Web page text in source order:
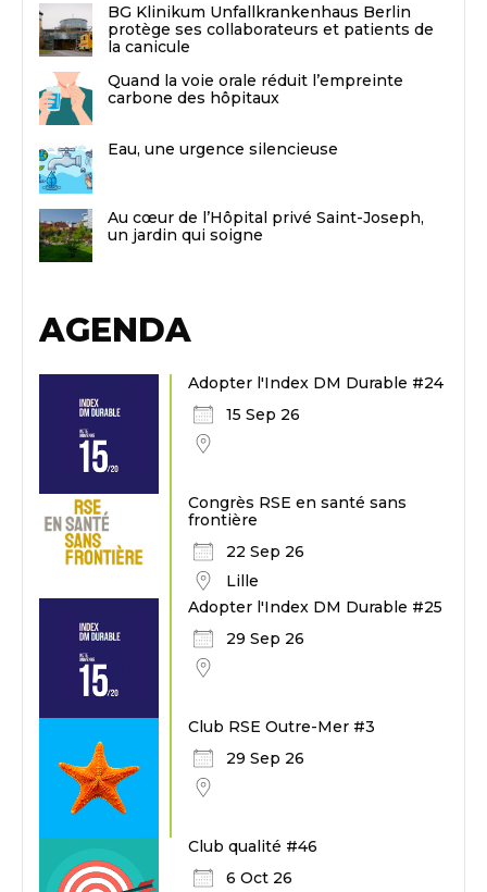
BG Klinikum Unfallkrankenhaus Berlin
protège ses collaborateurs et patients de
la canicule
Quand la voie orale réduit l’empreinte
carbone des hôpitaux
Eau, une urgence silencieuse
Au cœur de l’Hôpital privé Saint-Joseph,
un jardin qui soigne
AGENDA
Adopter l'Index DM Durable #24
15 Sep 26
Congrès RSE en santé sans
frontière
22 Sep 26
Lille
Adopter l'Index DM Durable #25
29 Sep 26
Club RSE Outre-Mer #3
29 Sep 26
Club qualité #46
6 Oct 26